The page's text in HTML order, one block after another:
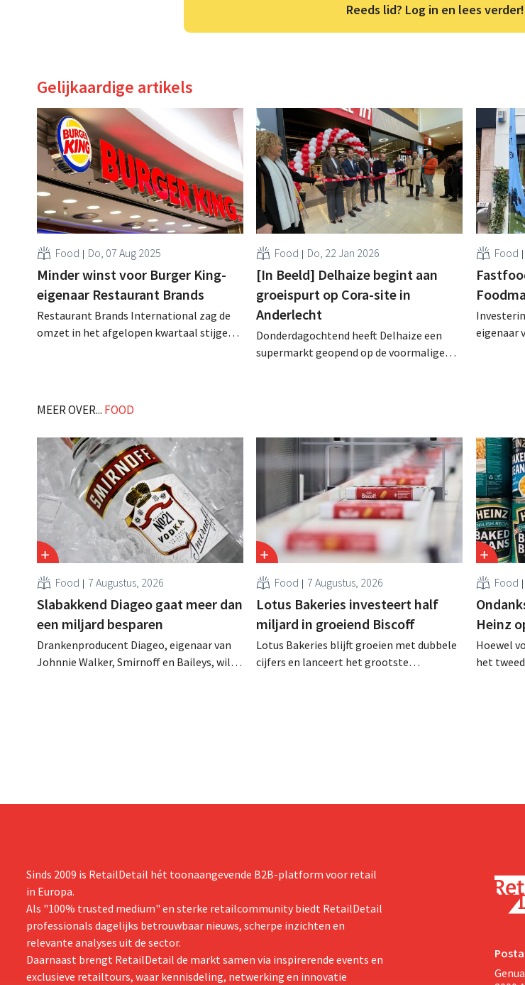
Reeds lid? Log in en lees verder!
Gelijkaardige artikels
Food Do, 07 Aug 2025
Minder winst voor Burger King-
eigenaar Restaurant Brands
Restaurant Brands International zag de
omzet in het afgelopen kwartaal stijgen,
Food Do, 22 Jan 2026
[In Beeld] Delhaize begint aan
groeispurt op Cora-site in
Anderlecht
Donderdagochtend heeft Delhaize een
supermarkt geopend op de voormalige
stopzet. .
Food
eigenaar
MEER OVER... FOOD
Food 7 Augustus, 2026
Slabakkend Diageo gaat meer dan
een miljard besparen
Drankenproducent Diageo, eigenaar van
Johnnie Walker, Smirnoff en Baileys, wil
Food 7 Augustus, 2026
Lotus Bakeries investeert half
miljard in groeiend Biscoff
Lotus Bakeries blijft groeien met dubbele
cijfers en lanceert het grootste
Food
Heinz
Hoewel
het
Sinds 2009 is RetailDetail hét toonaangevende B2B-platform voor retail
in Europa.
Als "100% trusted medium" en sterke retailcommunity biedt RetailDetail
professionals dagelijks betrouwbaar nieuws, scherpe inzichten en
relevante analyses uit de sector.
Daarnaast brengt RetailDetail de markt samen via inspirerende events en
exclusieve retailtours, waar kennisdeling, netwerking en innovatie